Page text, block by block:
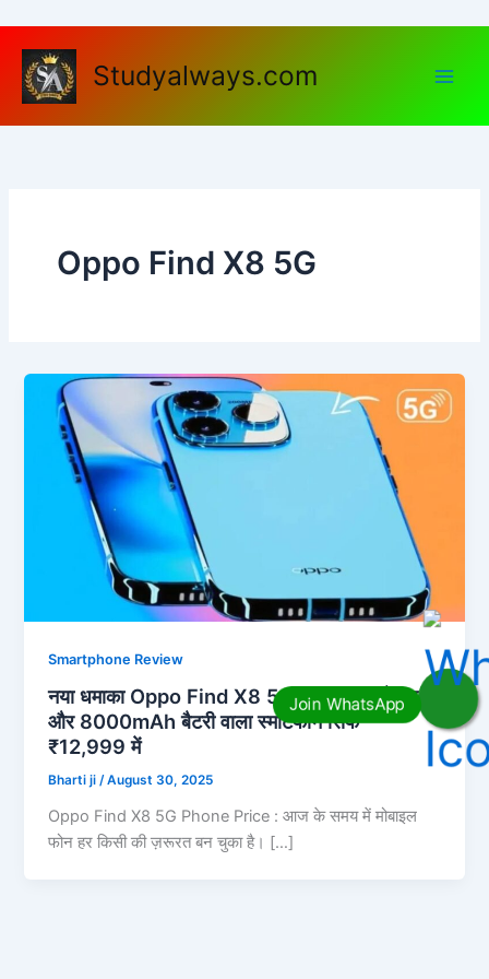
content
Studyalways.com
Oppo Find X8 5G
Smartphone Review
नया धमाका Oppo Find X8 5G: 200MP कैमरा
और 8000mAh बैटरी वाला स्मार्टफोन सिर्फ
₹12,999 में
Bharti ji/August 30, 2025
Oppo Find X8 5G Phone Price : आज के समय में मोबाइल
फोन हर किसी की ज़रूरत बन चुका है। […]